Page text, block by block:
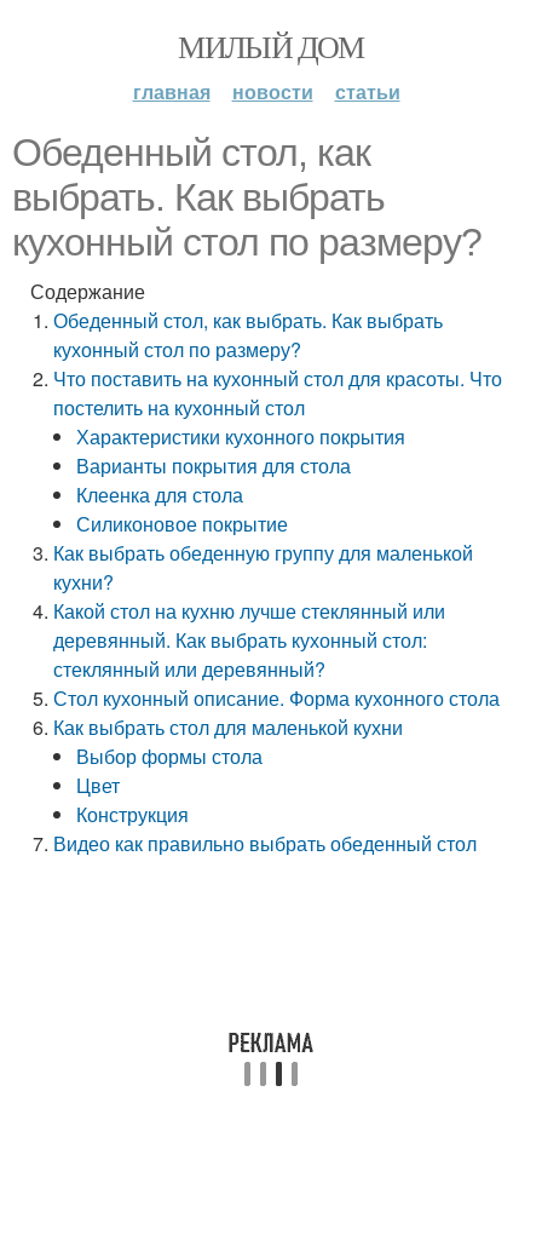
МИЛЫЙ ДОМ
главная новости статьи
Обеденный стол, как
выбрать. Как выбрать
кухонный стол по размеру?
Содержание
Обеденный стол, как выбрать. Как выбрать
кухонный стол по размеру?
Что поставить на кухонный стол для красоты. Что
постелить на кухонный стол
Характеристики кухонного покрытия
Варианты покрытия для стола
Клеенка для стола
Силиконовое покрытие
Как выбрать обеденную группу для маленькой
кухни?
Какой стол на кухню лучше стеклянный или
деревянный. Как выбрать кухонный стол:
стеклянный или деревянный?
Стол кухонный описание. Форма кухонного стола
Как выбрать стол для маленькой кухни
Выбор формы стола
Цвет
Конструкция
Видео как правильно выбрать обеденный стол